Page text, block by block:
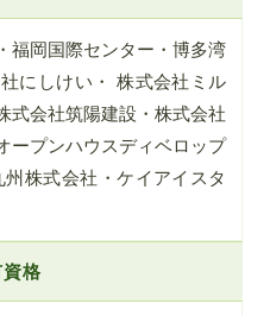
福岡国際センター・博多湾
にしけい・ 株式会社ミル
式会社筑陽建設・株式会社
ープンハウスディベロップ
株式会社・ケイアイスタ
格